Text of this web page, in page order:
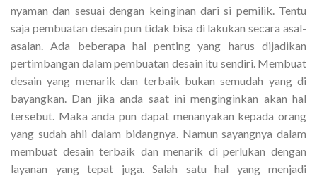
nyaman dan sesuai dengan keinginan dari si pemilik. Tentu
saja pembuatan desain pun tidak bisa di lakukan secara asal-
asalan. Ada beberapa hal penting yang harus dijadikan
pertimbangan dalam pembuatan desain itu sendiri. Membuat
desain yang menarik dan terbaik bukan semudah yang di
bayangkan. Dan jika anda saat ini menginginkan akan hal
tersebut. Maka anda pun dapat menanyakan kepada orang
yang sudah ahli dalam bidangnya. Namun sayangnya dalam
membuat desain terbaik dan menarik di perlukan dengan
layanan yang tepat juga. Salah satu hal yang menjadi